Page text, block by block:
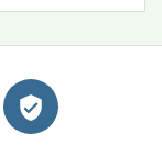
verified_user